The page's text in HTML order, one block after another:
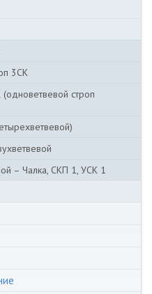
3СК
строп
– Чалка, СКП 1, УСК 1